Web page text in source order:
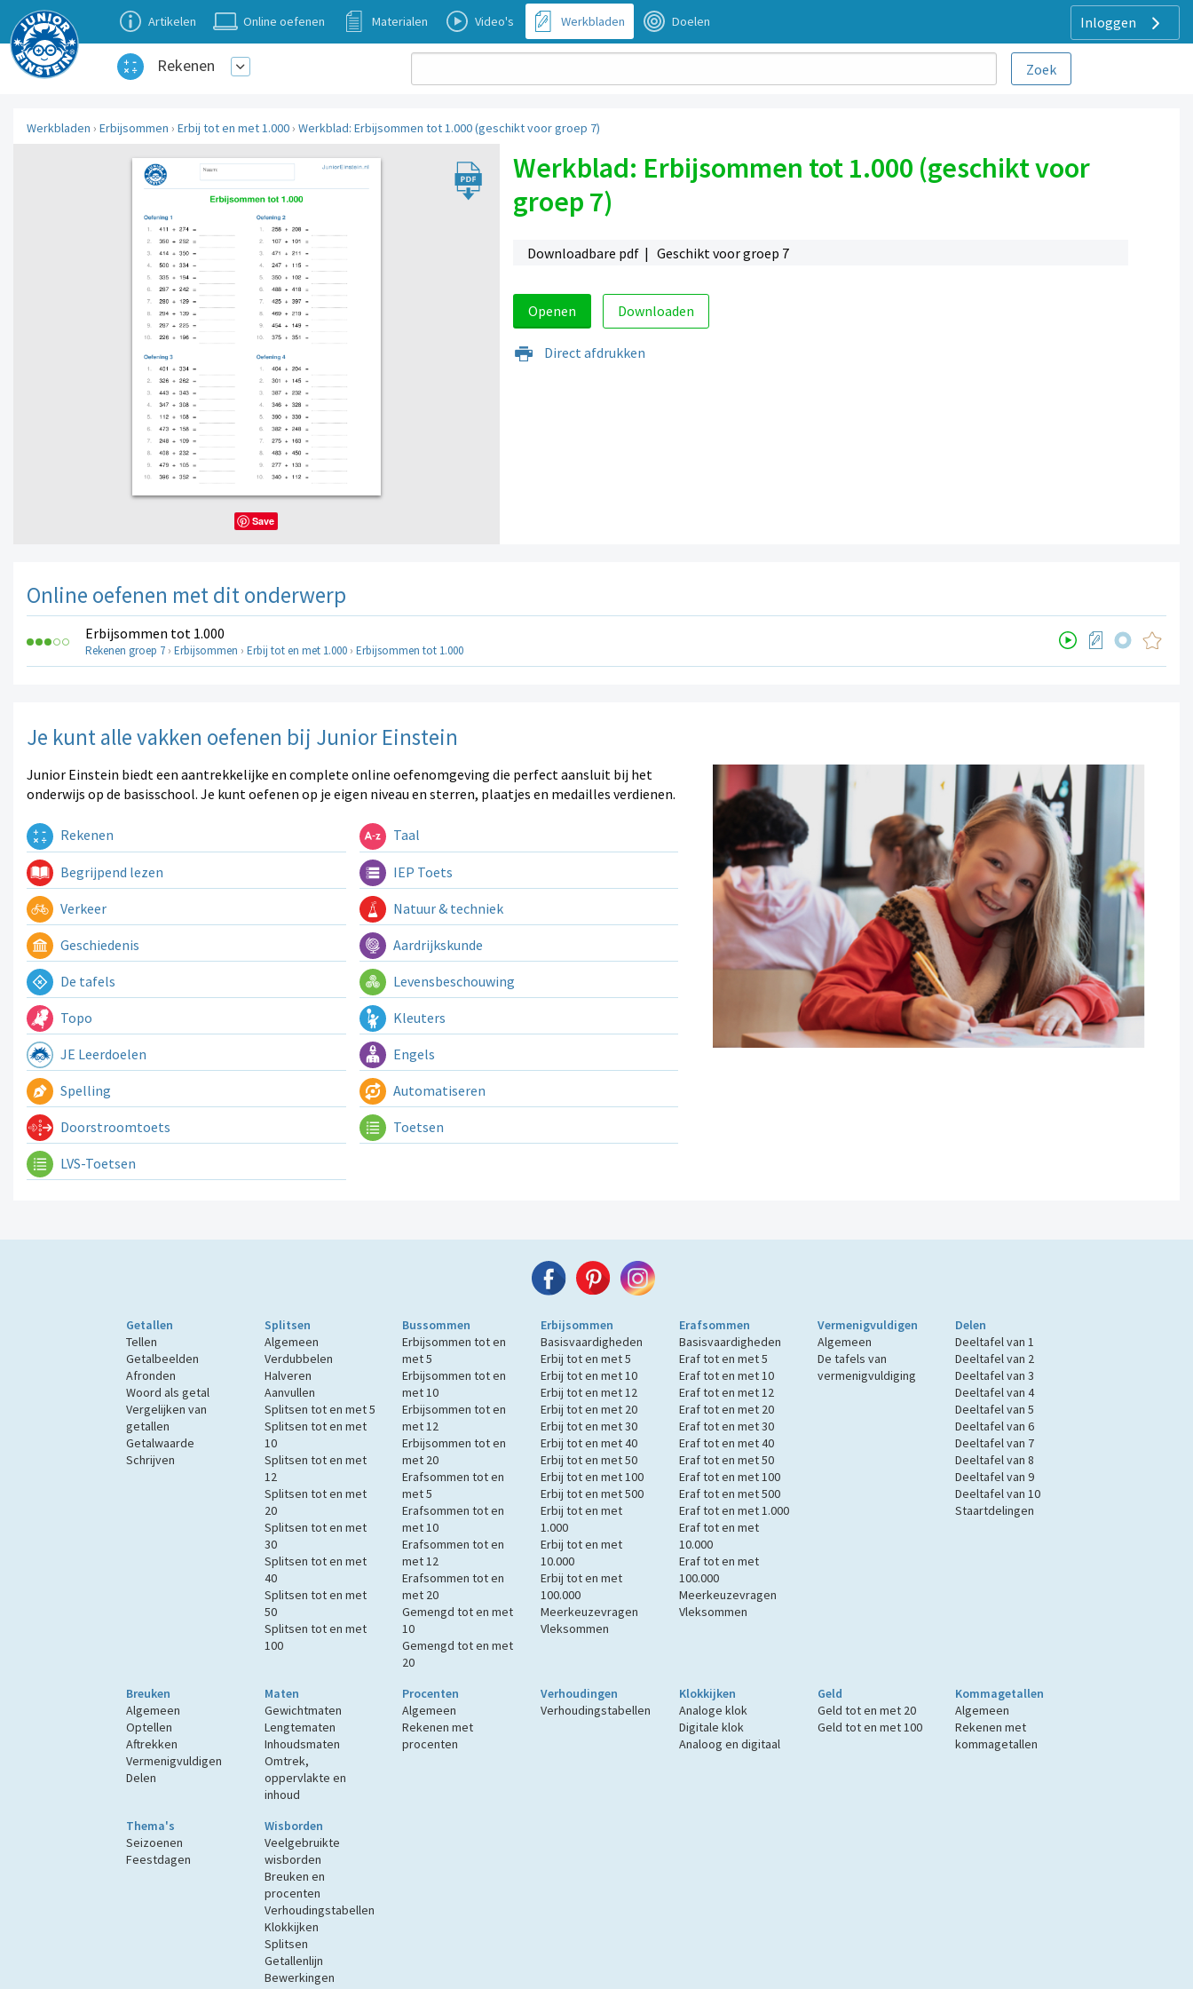
Inloggen
Artikelen Online oefenen Materialen Video's Werkbladen Doelen
Rekenen
Werkbladen › Erbijsommen › Erbij tot en met 1.000 › Werkblad: Erbijsommen tot 1.000 (geschikt voor groep 7)
Werkblad: Erbijsommen tot 1.000 (geschikt voor
groep 7)
Downloadbare pdf | Geschikt voor groep 7
Openen Downloaden
Direct afdrukken
Save
Online oefenen met dit onderwerp
Erbijsommen tot 1.000
Rekenen groep 7 › Erbijsommen › Erbij tot en met 1.000 › Erbijsommen tot 1.000
Je kunt alle vakken oefenen bij Junior Einstein
Junior Einstein biedt een aantrekkelijke en complete online oefenomgeving die perfect aansluit bij het
onderwijs op de basisschool. Je kunt oefenen op je eigen niveau en sterren, plaatjes en medailles verdienen.
Rekenen Taal
Begrijpend lezen IEP Toets
Verkeer Natuur & techniek
Geschiedenis Aardrijkskunde
De tafels Levensbeschouwing
Topo Kleuters
JE Leerdoelen Engels
Spelling Automatiseren
Doorstroomtoets Toetsen
LVS-Toetsen
Getallen
Tellen
Getalbeelden
Afronden
Woord als getal
Vergelijken van
getallen
Getalwaarde
Schrijven
Splitsen
Algemeen
Verdubbelen
Halveren
Aanvullen
Splitsen tot en met 5
Splitsen tot en met
10
Splitsen tot en met
12
Splitsen tot en met
20
Splitsen tot en met
30
Splitsen tot en met
40
Splitsen tot en met
50
Splitsen tot en met
100
Bussommen
Erbijsommen tot en
met 5
Erbijsommen tot en
met 10
Erbijsommen tot en
met 12
Erbijsommen tot en
met 20
Erafsommen tot en
met 5
Erafsommen tot en
met 10
Erafsommen tot en
met 12
Erafsommen tot en
met 20
Gemengd tot en met
10
Gemengd tot en met
20
Erbijsommen
Basisvaardigheden
Erbij tot en met 5
Erbij tot en met 10
Erbij tot en met 12
Erbij tot en met 20
Erbij tot en met 30
Erbij tot en met 40
Erbij tot en met 50
Erbij tot en met 100
Erbij tot en met 500
Erbij tot en met
1.000
Erbij tot en met
10.000
Erbij tot en met
100.000
Meerkeuzevragen
Vleksommen
Erafsommen
Basisvaardigheden
Eraf tot en met 5
Eraf tot en met 10
Eraf tot en met 12
Eraf tot en met 20
Eraf tot en met 30
Eraf tot en met 40
Eraf tot en met 50
Eraf tot en met 100
Eraf tot en met 500
Eraf tot en met 1.000
Eraf tot en met
10.000
Eraf tot en met
100.000
Meerkeuzevragen
Vleksommen
Vermenigvuldigen
Algemeen
De tafels van
vermenigvuldiging
Delen
Deeltafel van 1
Deeltafel van 2
Deeltafel van 3
Deeltafel van 4
Deeltafel van 5
Deeltafel van 6
Deeltafel van 7
Deeltafel van 8
Deeltafel van 9
Deeltafel van 10
Staartdelingen
Breuken
Algemeen
Optellen
Aftrekken
Vermenigvuldigen
Delen
Maten
Gewichtmaten
Lengtematen
Inhoudsmaten
Omtrek,
oppervlakte en
inhoud
Procenten
Algemeen
Rekenen met
procenten
Verhoudingen
Verhoudingstabellen
Klokkijken
Analoge klok
Digitale klok
Analoog en digitaal
Geld
Geld tot en met 20
Geld tot en met 100
Kommagetallen
Algemeen
Rekenen met
kommagetallen
Thema's
Seizoenen
Feestdagen
Wisborden
Veelgebruikte
wisborden
Breuken en
procenten
Verhoudingstabellen
Klokkijken
Splitsen
Getallenlijn
Bewerkingen